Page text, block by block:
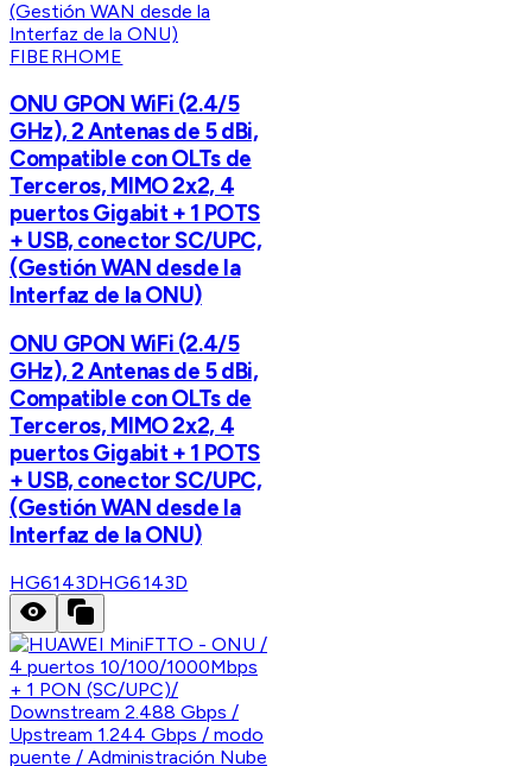
FIBERHOME
ONU GPON WiFi (2.4/5
GHz), 2 Antenas de 5 dBi,
Compatible con OLTs de
Terceros, MIMO 2x2, 4
puertos Gigabit + 1 POTS
+ USB, conector SC/UPC,
(Gestión WAN desde la
Interfaz de la ONU)
ONU GPON WiFi (2.4/5
GHz), 2 Antenas de 5 dBi,
Compatible con OLTs de
Terceros, MIMO 2x2, 4
puertos Gigabit + 1 POTS
+ USB, conector SC/UPC,
(Gestión WAN desde la
Interfaz de la ONU)
HG6143DHG6143D